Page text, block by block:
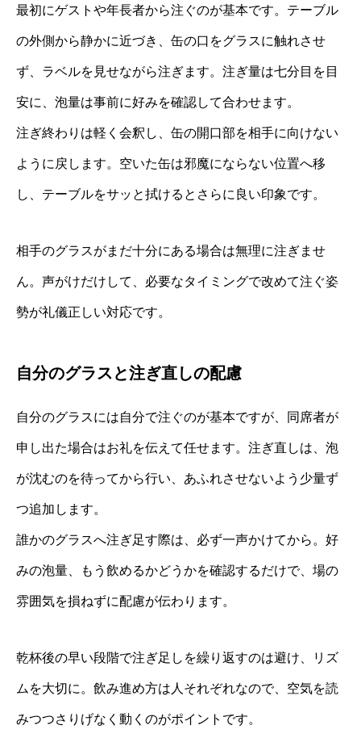
最初にゲストや年長者から注ぐのが基本です。テーブル
の外側から静かに近づき、缶の口をグラスに触れさせ
ず、ラベルを見せながら注ぎます。注ぎ量は七分目を目
安に、泡量は事前に好みを確認して合わせます。
注ぎ終わりは軽く会釈し、缶の開口部を相手に向けない
ように戻します。空いた缶は邪魔にならない位置へ移
し、テーブルをサッと拭けるとさらに良い印象です。
相手のグラスがまだ十分にある場合は無理に注ぎませ
ん。声がけだけして、必要なタイミングで改めて注ぐ姿
勢が礼儀正しい対応です。
自分のグラスと注ぎ直しの配慮
自分のグラスには自分で注ぐのが基本ですが、同席者が
申し出た場合はお礼を伝えて任せます。注ぎ直しは、泡
が沈むのを待ってから行い、あふれさせないよう少量ず
つ追加します。
誰かのグラスへ注ぎ足す際は、必ず一声かけてから。好
みの泡量、もう飲めるかどうかを確認するだけで、場の
雰囲気を損ねずに配慮が伝わります。
乾杯後の早い段階で注ぎ足しを繰り返すのは避け、リズ
ムを大切に。飲み進め方は人それぞれなので、空気を読
みつつさりげなく動くのがポイントです。